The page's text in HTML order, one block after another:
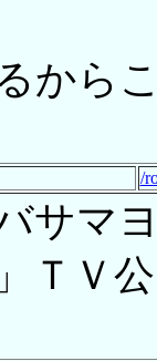
から
/
サマ
ＴＶ